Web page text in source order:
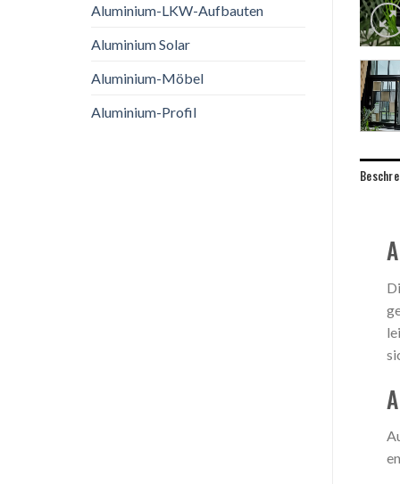
Aluminium-LKW-Aufbauten
Aluminium Solar
Aluminium-Möbel
Aluminium-Profil